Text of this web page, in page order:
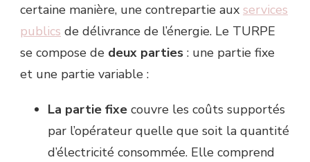
certaine manière, une contrepartie aux services
publics de délivrance de l’énergie. Le TURPE
se compose de deux parties : une partie fixe
et une partie variable :
La partie fixe couvre les coûts supportés
par l’opérateur quelle que soit la quantité
d’électricité consommée. Elle comprend